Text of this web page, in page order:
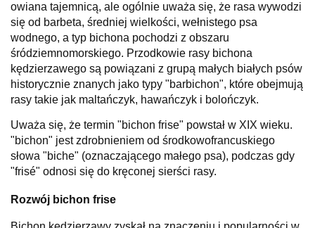
owiana tajemnicą, ale ogólnie uważa się, że rasa wywodzi
się od barbeta, średniej wielkości, wełnistego psa
wodnego, a typ bichona pochodzi z obszaru
śródziemnomorskiego. Przodkowie rasy bichona
kędzierzawego są powiązani z grupą małych białych psów
historycznie znanych jako typy "barbichon", które obejmują
rasy takie jak maltańczyk, hawańczyk i bolończyk.
Uważa się, że termin "bichon frise" powstał w XIX wieku.
"bichon" jest zdrobnieniem od środkowofrancuskiego
słowa "biche" (oznaczającego małego psa), podczas gdy
"frisé" odnosi się do kręconej sierści rasy.
Rozwój bichon frise